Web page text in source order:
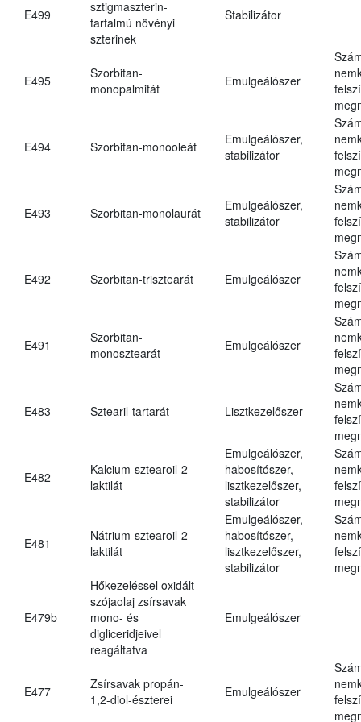
E499
sztigmaszterin-
tartalmú növényi
szterinek
Stabilizátor
E495
Szorbitan-
monopalmitát
Emulgeálószer
E494 Szorbitan-monooleát
Emulgeálószer,
stabilizátor
E493 Szorbitan-monolaurát
Emulgeálószer,
stabilizátor
E492 Szorbitan-trisztearát Emulgeálószer
E491
Szorbitan-
monosztearát
Emulgeálószer
E483 Sztearil-tartarát Lisztkezelőszer
E482
Kalcium-sztearoil-2-
laktilát
Emulgeálószer,
habosítószer,
lisztkezelőszer,
stabilizátor
E481
Nátrium-sztearoil-2-
laktilát
Emulgeálószer,
habosítószer,
lisztkezelőszer,
stabilizátor
E479b
Hőkezeléssel oxidált
szójaolaj zsírsavak
mono- és
digliceridjeivel
reagáltatva
Emulgeálószer
E477
Zsírsavak propán-
1,2-diol-észterei
Emulgeálószer